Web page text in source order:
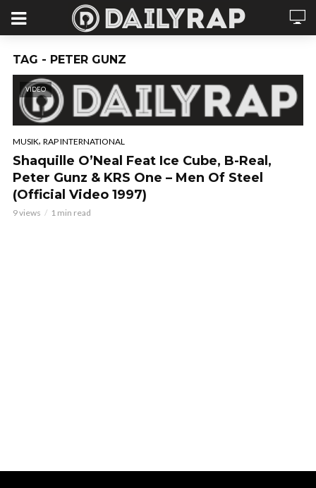
TAG - PETER GUNZ
VIDEO
MUSIK, RAP INTERNATIONAL
Shaquille O’Neal Feat Ice Cube, B-Real,
Peter Gunz & KRS One – Men Of Steel
(Official Video 1997)
9 views 1 min read